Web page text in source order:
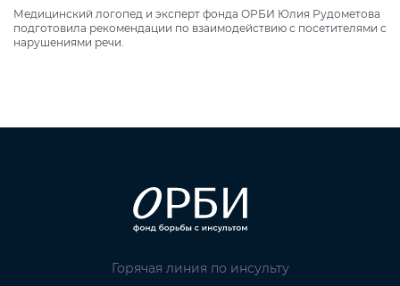
Медицинский логопед и эксперт фонда ОРБИ Юлия Рудометова
подготовила рекомендации по взаимодействию с посетителями с
нарушениями речи.
Горячая линия по инсульту